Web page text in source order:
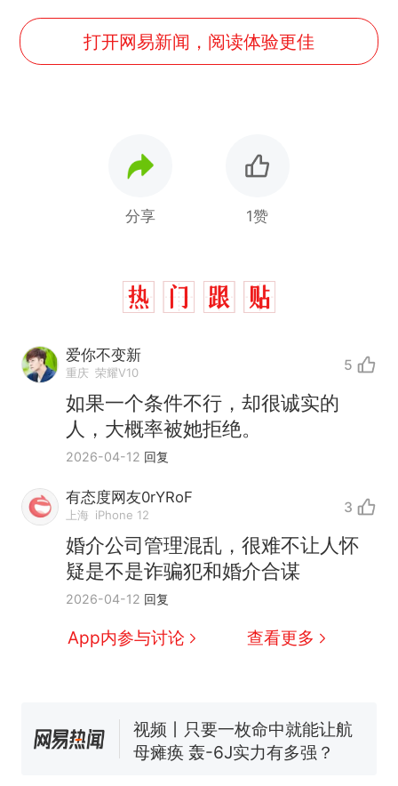
打开网易新闻，阅读体验更佳
分享 1赞
爱你不变新
重庆 荣耀V10 5
如果一个条件不行，却很诚实的
人，大概率被她拒绝。
2026-04-12 回复
有态度网友0rYRoF
上海 iPhone 12 3
婚介公司管理混乱，很难不让人怀
疑是不是诈骗犯和婚介合谋
2026-04-12 回复
App内参与讨论 查看更多
热
十多万人报名的考试，成绩
全部作废，公平么？
新 全球唯一没有法定首都的国
视频丨只要一枚命中就能让航
母瘫痪 轰-6J实力有多强？